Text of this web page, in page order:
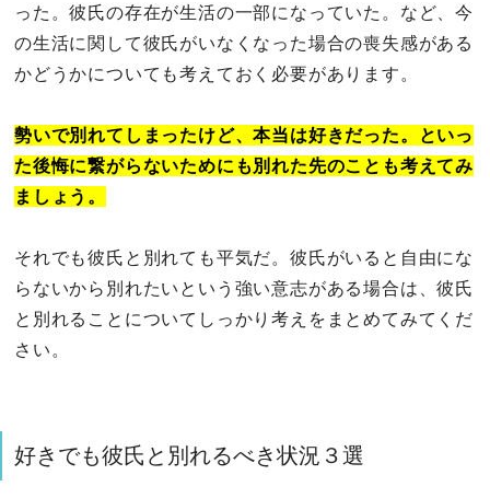
った。彼氏の存在が生活の一部になっていた。など、今
の生活に関して彼氏がいなくなった場合の喪失感がある
かどうかについても考えておく必要があります。
勢いで別れてしまったけど、本当は好きだった。といっ
た後悔に繋がらないためにも別れた先のことも考えてみ
ましょう。
それでも彼氏と別れても平気だ。彼氏がいると自由にな
らないから別れたいという強い意志がある場合は、彼氏
と別れることについてしっかり考えをまとめてみてくだ
さい。
好きでも彼氏と別れるべき状況３選